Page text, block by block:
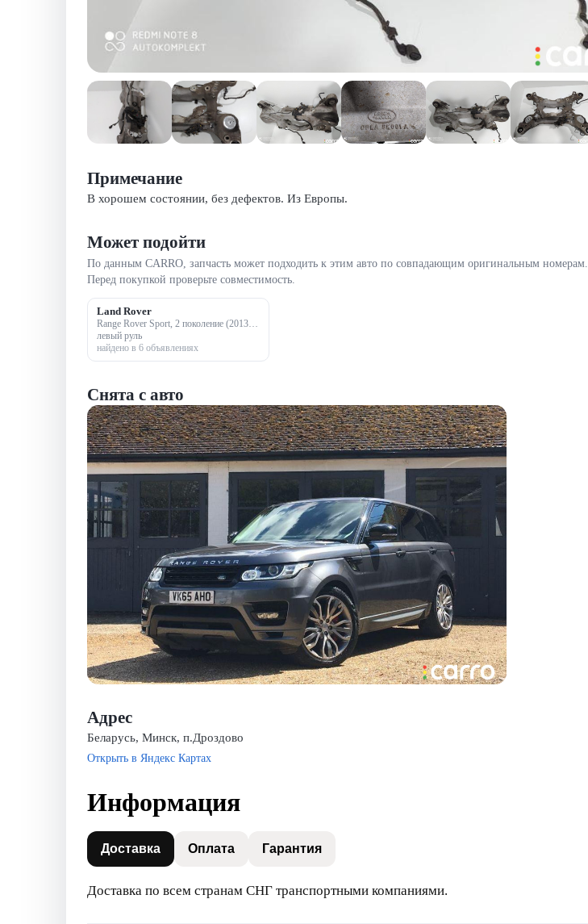
Примечание
В хорошем состоянии, без дефектов. Из Европы.
Может подойти
По данным CARRO, запчасть может подходить к этим авто по совпадающим оригинальным номерам.
Перед покупкой проверьте совместимость.
Land Rover
Range Rover Sport, 2 поколение (2013-2017)
левый руль
найдено в 6 объявлениях
Снята с авто
Адрес
Беларусь, Минск, п.Дроздово
Открыть в Яндекс Картах
Информация
Доставка Оплата Гарантия
Доставка по всем странам СНГ транспортными компаниями.